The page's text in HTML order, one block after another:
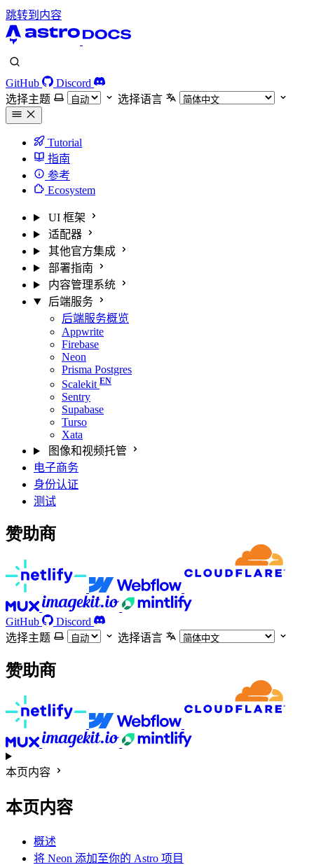
跳转到内容
GitHub
Discord
选择主题
选择语言
Tutorial
指南
参考
Ecosystem
UI 框架
适配器
其他官方集成
部署指南
内容管理系统
后端服务
后端服务概览
Appwrite
Firebase
Neon
Prisma Postgres
Scalekit
Sentry
Supabase
Turso
Xata
图像和视频托管
电子商务
身份认证
测试
赞助商
GitHub
Discord
选择主题
选择语言
赞助商
本页内容
本页内容
概述
将 Neon 添加至你的 Astro 项目